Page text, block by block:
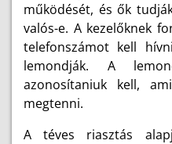
működését, és ők
valós-e. A kezelőknek
telefonszámot kell
lemondják. A
azonosítaniuk kell,
megtenni.
A téves riasztás